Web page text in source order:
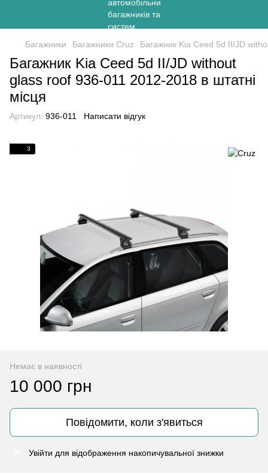
Багажники Багажники Cruz Багажник Kia Ceed 5d II/JD
Багажник Kia Ceed 5d II/JD without
glass roof 936-011 2012-2018 в штатні
місця
Артикул: 936-011 Написати відгук
3
Немає в наявності
10 000 грн
Повідомити, коли з'явиться
Увійти для відображення накопичувальної знижки